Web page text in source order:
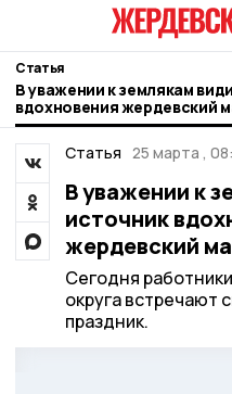
Статья
В уважении к землякам
вдохновения жердевский
Статья 25 марта ,
В уважении к
источник
жердевский
Сегодня
округа встречают
праздник.